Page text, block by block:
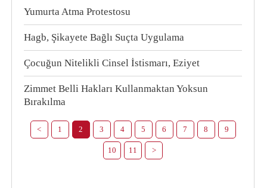
Yumurta Atma Protestosu
Hagb, Şikayete Bağlı Suçta Uygulama
Çocuğun Nitelikli Cinsel İstismarı, Eziyet
Zimmet Belli Hakları Kullanmaktan Yoksun
Bırakılma
< 1 2 3 4 5 6 7 8 9
10 11 >